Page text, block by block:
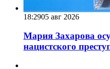
18:2905 авг 2026
Мария Захарова
нацистского